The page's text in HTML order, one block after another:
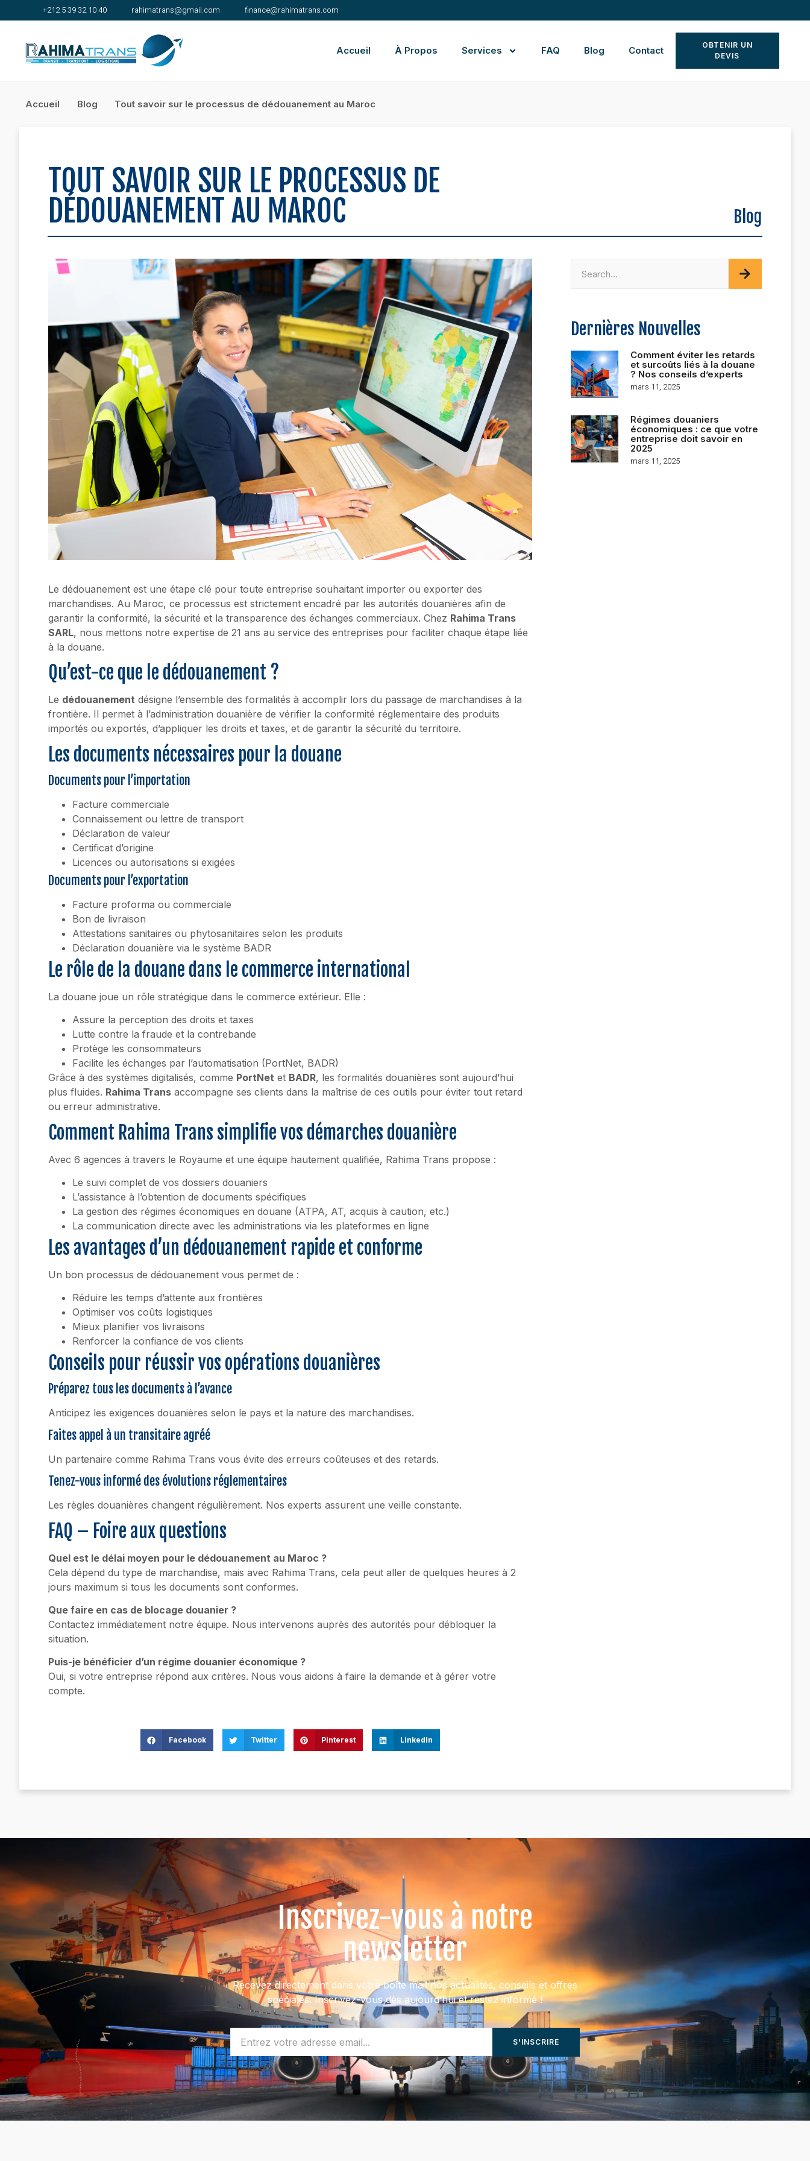
+212 5 39 32 10 40 rahimatrans@gmail.com finance@rahimatrans.com
Accueil À Propos Services FAQ Blog Contact
OBTENIR UN
DEVIS
Accueil Blog Tout savoir sur le processus de dédouanement au Maroc
TOUT SAVOIR SUR LE PROCESSUS DE
DÉDOUANEMENT AU MAROC
Blog
Le dédouanement est une étape clé pour toute entreprise souhaitant importer ou exporter des
marchandises. Au Maroc, ce processus est strictement encadré par les autorités douanières afin de
garantir la conformité, la sécurité et la transparence des échanges commerciaux. Chez Rahima Trans
SARL, nous mettons notre expertise de 21 ans au service des entreprises pour faciliter chaque étape liée
à la douane.
Qu’est-ce que le dédouanement ?
Le dédouanement désigne l’ensemble des formalités à accomplir lors du passage de marchandises à la
frontière. Il permet à l’administration douanière de vérifier la conformité réglementaire des produits
importés ou exportés, d’appliquer les droits et taxes, et de garantir la sécurité du territoire.
Les documents nécessaires pour la douane
Documents pour l’importation
Facture commerciale
Connaissement ou lettre de transport
Déclaration de valeur
Certificat d’origine
Licences ou autorisations si exigées
Documents pour l’exportation
Facture proforma ou commerciale
Bon de livraison
Attestations sanitaires ou phytosanitaires selon les produits
Déclaration douanière via le système BADR
Le rôle de la douane dans le commerce international
La douane joue un rôle stratégique dans le commerce extérieur. Elle :
Assure la perception des droits et taxes
Lutte contre la fraude et la contrebande
Protège les consommateurs
Facilite les échanges par l’automatisation (PortNet, BADR)
Grâce à des systèmes digitalisés, comme PortNet et BADR, les formalités douanières sont aujourd’hui
plus fluides. Rahima Trans accompagne ses clients dans la maîtrise de ces outils pour éviter tout retard
ou erreur administrative.
Comment Rahima Trans simplifie vos démarches douanière
Avec 6 agences à travers le Royaume et une équipe hautement qualifiée, Rahima Trans propose :
Le suivi complet de vos dossiers douaniers
L’assistance à l’obtention de documents spécifiques
La gestion des régimes économiques en douane (ATPA, AT, acquis à caution, etc.)
La communication directe avec les administrations via les plateformes en ligne
Les avantages d’un dédouanement rapide et conforme
Un bon processus de dédouanement vous permet de :
Réduire les temps d’attente aux frontières
Optimiser vos coûts logistiques
Mieux planifier vos livraisons
Renforcer la confiance de vos clients
Conseils pour réussir vos opérations douanières
Préparez tous les documents à l’avance
Anticipez les exigences douanières selon le pays et la nature des marchandises.
Faites appel à un transitaire agréé
Un partenaire comme Rahima Trans vous évite des erreurs coûteuses et des retards.
Tenez-vous informé des évolutions réglementaires
Les règles douanières changent régulièrement. Nos experts assurent une veille constante.
FAQ – Foire aux questions
Quel est le délai moyen pour le dédouanement au Maroc ?
Cela dépend du type de marchandise, mais avec Rahima Trans, cela peut aller de quelques heures à 2
jours maximum si tous les documents sont conformes.
Que faire en cas de blocage douanier ?
Contactez immédiatement notre équipe. Nous intervenons auprès des autorités pour débloquer la
situation.
Puis-je bénéficier d’un régime douanier économique ?
Oui, si votre entreprise répond aux critères. Nous vous aidons à faire la demande et à gérer votre
compte.
Facebook Twitter Pinterest LinkedIn
Dernières Nouvelles
Comment éviter les retards
et surcoûts liés à la douane
? Nos conseils d’experts
mars 11, 2025
Régimes douaniers
économiques : ce que votre
entreprise doit savoir en
2025
mars 11, 2025
Inscrivez-vous à notre
newsletter
Recevez directement dans votre boîte mail nos actualités, conseils et offres
spéciales. Inscrivez-vous dès aujourd’hui et restez informé !
S'INSCRIRE